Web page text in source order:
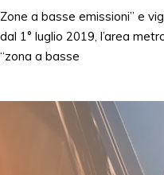
Zone a basse emissioni” e
dal 1° luglio 2019, l’area
“zona a basse